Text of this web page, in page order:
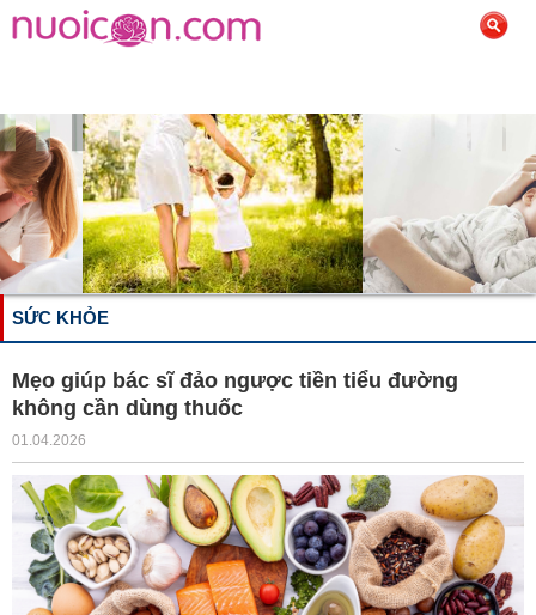
SỨC KHỎE
Mẹo giúp bác sĩ đảo ngược tiền tiểu đường
không cần dùng thuốc
01.04.2026